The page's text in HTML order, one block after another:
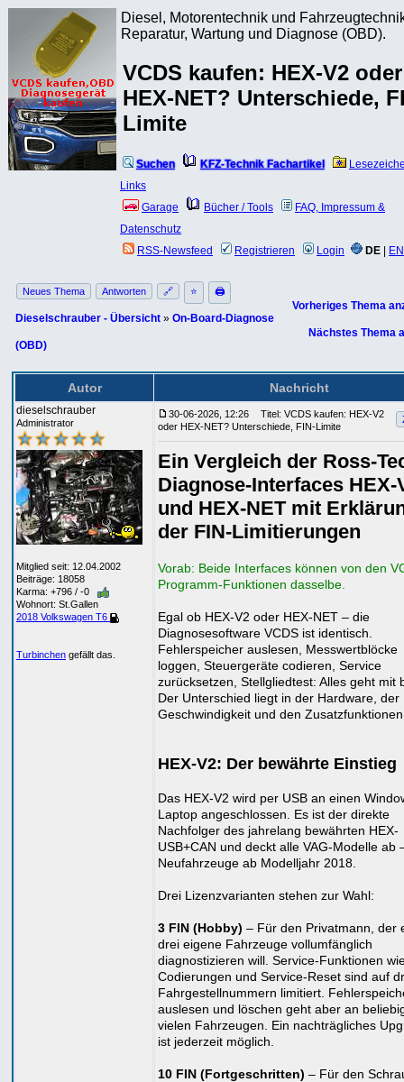
Diesel, Motorentechnik und
Reparatur, Wartung und Diagnose (OBD).
VCDS kaufen: HEX-V2 oder
HEX-NET? Unterschiede,
Limite
Suchen KFZ-Technik Fachartikel
Links
Garage
Bücher / Tools
FAQ, Impressum &
Datenschutz
RSS-Newsfeed
Registrieren Login DE EN
Neues Thema Antworten 🔗 ⭐ 🖨
Dieselschrauber - Übersicht » On-Board-Diagnose
(OBD)
Vorheriges Thema
Nächstes Thema
Autor Nachricht
dieselschrauber
Administrator
Mitglied seit: 12.04.2002
Beiträge: 18058
Karma: +796 / -0
Wohnort: St.Gallen
2018 Volkswagen T6
Turbinchen gefällt das.
30-06-2026, 12:26
Titel: VCDS kaufen: HEX-V2
oder HEX-NET? Unterschiede, FIN-Limite
Ein Vergleich der Ross-
Diagnose-Interfaces HEX-
und HEX-NET mit
der FIN-Limitierungen
Vorab: Beide Interfaces können von den
Programm-Funktionen dasselbe.
Egal ob HEX-V2 oder HEX-NET – die
Diagnosesoftware VCDS ist identisch.
Fehlerspeicher auslesen, Messwertblöcke
loggen, Steuergeräte codieren, Service
zurücksetzen, Stellgliedtest: Alles geht mit
Der Unterschied liegt in der Hardware, der
Geschwindigkeit und den
HEX-V2: Der bewährte Einstieg
Das HEX-V2 wird per USB an einen
Laptop angeschlossen. Es ist der direkte
Nachfolger des jahrelang bewährten HEX-
USB+CAN und deckt alle VAG-Modelle ab
Neufahrzeuge ab Modelljahr 2018.
Drei Lizenzvarianten stehen zur Wahl:
3 FIN (Hobby) – Für den Privatmann, der
drei eigene Fahrzeuge vollumfänglich
diagnostizieren will. Service-Funktionen
Codierungen und Service-Reset sind auf
Fahrgestellnummern limitiert.
auslesen und löschen geht aber an
vielen Fahrzeugen. Ein nachträgliches
ist jederzeit möglich.
10 FIN (Fortgeschritten) – Für den